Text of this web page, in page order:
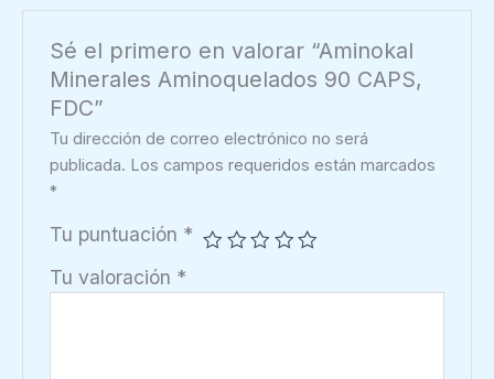
Sé el primero en valorar “Aminokal
Minerales Aminoquelados 90 CAPS,
FDC”
Tu dirección de correo electrónico no será
publicada. Los campos requeridos están marcados
*
Tu puntuación *
Tu valoración *